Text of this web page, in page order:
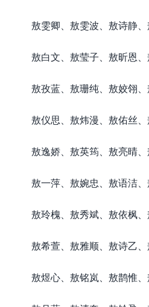
敖雯卿、敖雯波、敖诗静、
敖白文、敖莹子、敖昕恩、
敖孜蓝、敖珊纯、敖姣翎、
敖仪思、敖炜漫、敖佑丝、
敖逸娇、敖英筠、敖亮晴、
敖一萍、敖婉忠、敖语洁、
敖玲槐、敖秀斌、敖依枫、
敖希萱、敖雅顺、敖诗乙、
敖煜心、敖铭岚、敖鹊惟、